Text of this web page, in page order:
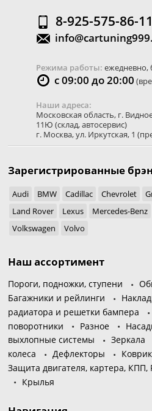
8-925-575-86-11
Режима работы: ежедневно,
с 09:00 до 20:00
Наши адреса:
Московская область, г.
11Ю (склад, автосервис)
г. Москва,ул. Иркутская, 1
Зарегистрированные
Audi BMW Cadillac Chevrolet
Land Rover
Lexus Mercedes-Benz
Volkswagen
Volvo
Наш ассортимент
Пороги, подножки, ступени
Багажники и рейлинги
радиатора и решетки бампера
поворотники
Разное
выхлопные системы
Зеркала
колеса
Дефлекторы
Защита двигателя, картера, КПП,
Крылья